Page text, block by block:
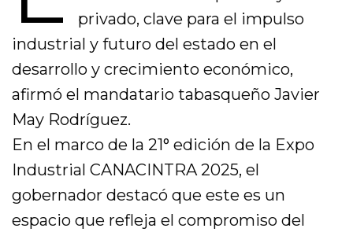
privado, clave para el impulso
industrial y futuro del estado en el
desarrollo y crecimiento económico,
afirmó el mandatario tabasqueño Javier
May Rodríguez.
En el marco de la 21° edición de la Expo
Industrial CANACINTRA 2025, el
gobernador destacó que este es un
espacio que refleja el compromiso del